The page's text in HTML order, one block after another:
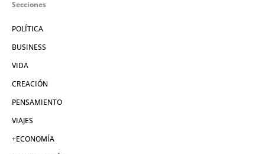
Secciones
POLÍTICA
BUSINESS
VIDA
CREACIÓN
PENSAMIENTO
VIAJES
+ECONOMÍA